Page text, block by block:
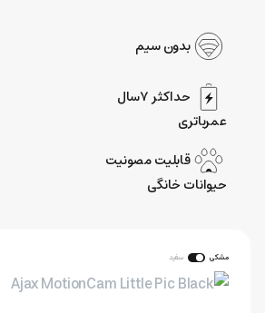
بدون سیم
حداکثر ۷‌سال
عمر‌باتری
قابلیت مصونیت
حیوانات خانگی
مشکی سفید